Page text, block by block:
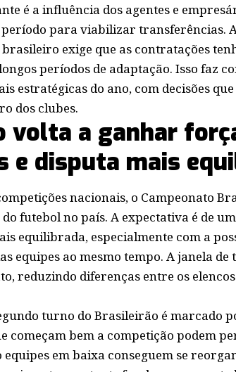
é a influência dos agentes e
período para viabilizar transferências.
exige que as contratações
períodos de adaptação. Isso faz
estratégicas do ano, com decisões
dos clubes.
volta a ganhar
e disputa mais
nacionais, o Campeonato
futebol no país. A expectativa é de
equilibrada, especialmente com a
equipes ao mesmo tempo. A janela
reduzindo diferenças entre os
turno do Brasileirão é marcado
começam bem a competição podem
em baixa conseguem se